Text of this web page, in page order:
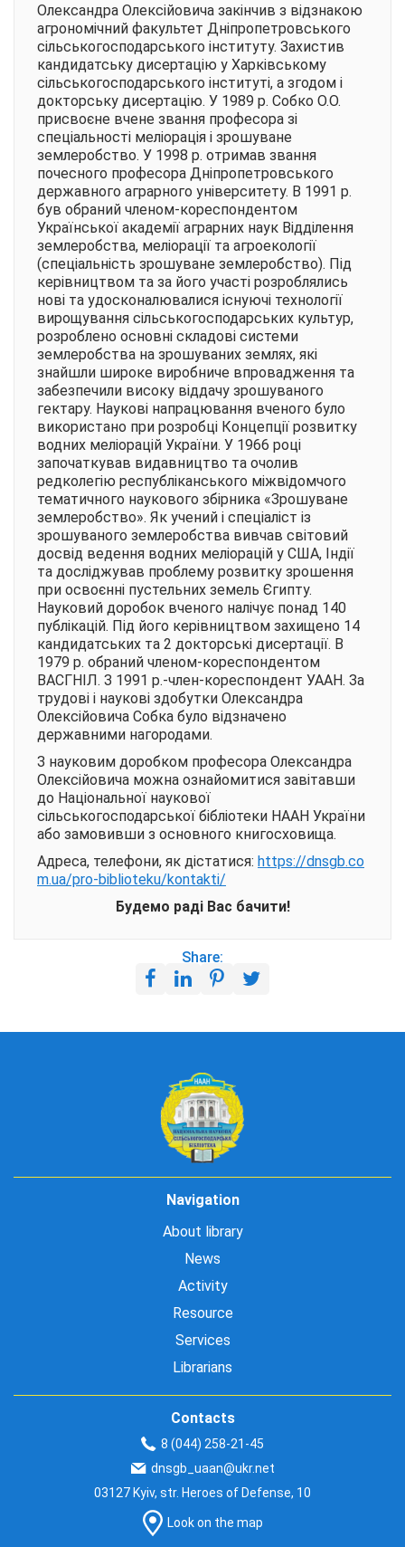
Олександра Олексійовича закінчив з відзнакою
агрономічний факультет Дніпропетровського
сільськогосподарського інституту. Захистив
кандидатську дисертацію у Харківському
сільськогосподарського інституті, а згодом і
докторську дисертацію. У 1989 р. Собко О.О.
присвоєне вчене звання професора зі
спеціальності меліорація і зрошуване
землеробство. У 1998 р. отримав звання
почесного професора Дніпропетровського
державного аграрного університету. В 1991 р.
був обраний членом-кореспондентом
Української академії аграрних наук Відділення
землеробства, меліорації та агроекології
(спеціальність зрошуване землеробство). Під
керівництвом та за його участі розроблялись
нові та удосконалювалися існуючі технології
вирощування сільськогосподарських культур,
розроблено основні складові системи
землеробства на зрошуваних землях, які
знайшли широке виробниче впровадження та
забезпечили високу віддачу зрошуваного
гектару. Наукові напрацювання вченого було
використано при розробці Концепції розвитку
водних меліорацій України. У 1966 році
започаткував видавництво та очолив
редколегію республіканського міжвідомчого
тематичного наукового збірника «Зрошуване
землеробство». Як учений і спеціаліст із
зрошуваного землеробства вивчав світовий
досвід ведення водних меліорацій у США, Індії
та досліджував проблему розвитку зрошення
при освоєнні пустельних земель Єгипту.
Науковий доробок вченого налічує понад 140
публікацій. Під його керівництвом захищено 14
кандидатських та 2 докторські дисертації. В
1979 р. обраний членом-кореспондентом
ВАСГНІЛ. З 1991 р.-член-кореспондент УААН. За
трудові і наукові здобутки Олександра
Олексійовича Собка було відзначено
державними нагородами.
З науковим доробком професора Олександра
Олексійовича можна ознайомитися завітавши
до Національної наукової
сільськогосподарської бібліотеки НААН України
або замовивши з основного книгосховища.
Адреса, телефони, як дістатися: https://dnsgb.co
m.ua/pro-biblioteku/kontakti/
Будемо раді Вас бачити!
Share:
Navigation
About library
News
Activity
Resource
Services
Librarians
Contacts
8 (044) 258-21-45
dnsgb_uaan@ukr.net
03127 Kyiv, str. Heroes of Defense, 10
Look on the map